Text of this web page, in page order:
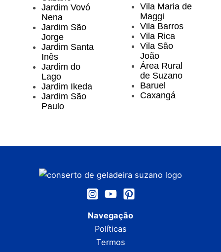
Jardim Vovó
Nena
Jardim São
Jorge
Jardim Santa
Inês
Jardim do
Lago
Jardim Ikeda
Jardim São
Paulo
Vila Maria de
Maggi
Vila Barros
Vila Rica
Vila São
João
Área Rural
de Suzano
Baruel
Caxangá
Navegação
Políticas
Termos